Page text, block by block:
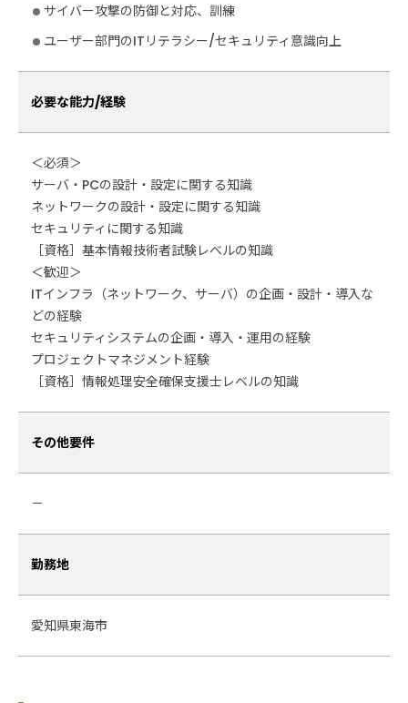
サイバー攻撃の防御と対応、訓練
ユーザー部門のITリテラシー/セキュリティ意識向上
必要な能力/経験
＜必須＞
サーバ・PCの設計・設定に関する知識
ネットワークの設計・設定に関する知識
セキュリティに関する知識
［資格］基本情報技術者試験レベルの知識
＜歓迎＞
ITインフラ（ネットワーク、サーバ）の企画・設計・導入な
どの経験
セキュリティシステムの企画・導入・運用の経験
プロジェクトマネジメント経験
［資格］情報処理安全確保支援士レベルの知識
その他要件
－
勤務地
愛知県東海市